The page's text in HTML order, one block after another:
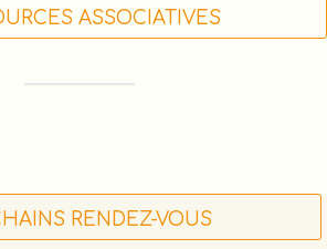
ASSOCIATIVES
RENDEZ-VOUS